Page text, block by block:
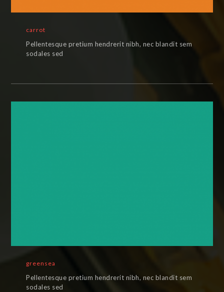
carrot
Pellentesque pretium hendrerit nibh, nec blandit sem
sodales sed
greensea
Pellentesque pretium hendrerit nibh, nec blandit sem
sodales sed